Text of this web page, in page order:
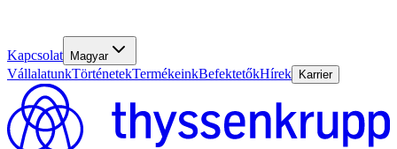
Kapcsolat Magyar
VállalatunkTörténetekTermékeinkBefektetőkHírek Karrier